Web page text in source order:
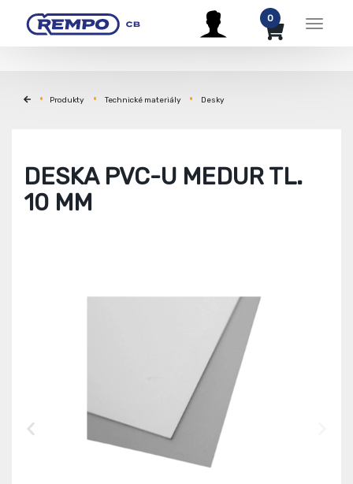
Menu
0
Produkty Technické materiály Desky
DESKA PVC-U MEDUR TL.
10 MM